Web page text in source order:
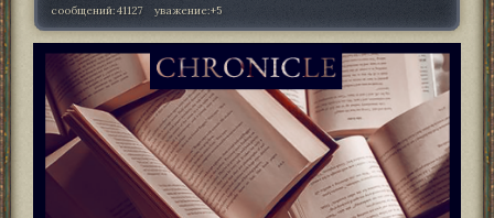
сообщений:41127 уважение:+5